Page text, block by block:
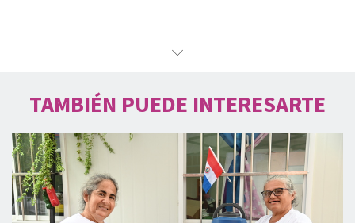
TAMBIÉN PUEDE INTERESARTE